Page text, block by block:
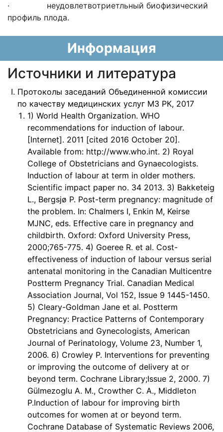
· неудовлетвотриетльный биофизический
профиль плода.
Информация
Источники и литература
Протоколы заседаний Объединенной комиссии
по качеству медицинских услуг МЗ РК, 2017
1) World Health Organization. WHO
recommendations for induction of labour.
[Internet]. 2011 [cited 2016 October 20].
Available from: http://www.who.int. 2) Royal
College of Obstetricians and Gynaecologists.
Induction of labour at term in older mothers.
Scientific impact paper no. 34 2013. 3) Bakketeig
L., Bergsjø P. Post-term pregnancy: magnitude of
the problem. In: Chalmers I, Enkin M, Keirse
MJNC, eds. Effective care in pregnancy and
childbirth. Oxford: Oxford University Press,
2000;765-775. 4) Goeree R. et al. Cost-
effectiveness of induction of labour versus serial
antenatal monitoring in the Canadian Multicentre
Postterm Pregnancy Trial. Canadian Medical
Association Journal, Vol 152, Issue 9 1445-1450.
5) Cleary-Goldman Jane et al. Postterm
Pregnancy: Practice Patterns of Contemporary
Obstetricians and Gynecologists, American
Journal of Perinatology, Volume 23, Number 1,
2006. 6) Crowley P. Interventions for preventing
or improving the outcome of delivery at or
beyond term. Cochrane Library;Issue 2, 2000. 7)
Gülmezoglu A. M., Crowther C. A., Middleton
P.Induction of labour for improving birth
outcomes for women at or beyond term.
Cochrane Database of Systematic Reviews 2006,